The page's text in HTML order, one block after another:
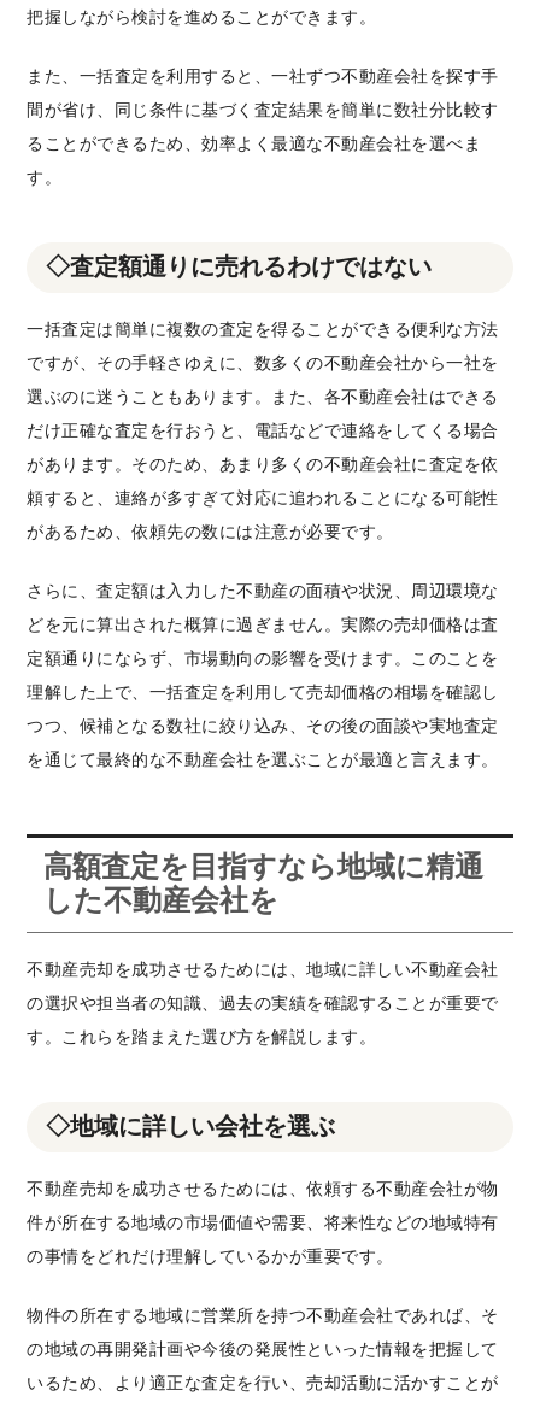
把握しながら検討を進めることができます。
また、一括査定を利用すると、一社ずつ不動産会社を探す手
間が省け、同じ条件に基づく査定結果を簡単に数社分比較す
ることができるため、効率よく最適な不動産会社を選べま
す。
◇査定額通りに売れるわけではない
一括査定は簡単に複数の査定を得ることができる便利な方法
ですが、その手軽さゆえに、数多くの不動産会社から一社を
選ぶのに迷うこともあります。また、各不動産会社はできる
だけ正確な査定を行おうと、電話などで連絡をしてくる場合
があります。そのため、あまり多くの不動産会社に査定を依
頼すると、連絡が多すぎて対応に追われることになる可能性
があるため、依頼先の数には注意が必要です。
さらに、査定額は入力した不動産の面積や状況、周辺環境な
どを元に算出された概算に過ぎません。実際の売却価格は査
定額通りにならず、市場動向の影響を受けます。このことを
理解した上で、一括査定を利用して売却価格の相場を確認し
つつ、候補となる数社に絞り込み、その後の面談や実地査定
を通じて最終的な不動産会社を選ぶことが最適と言えます。
高額査定を目指すなら地域に精通
した不動産会社を
不動産売却を成功させるためには、地域に詳しい不動産会社
の選択や担当者の知識、過去の実績を確認することが重要で
す。これらを踏まえた選び方を解説します。
◇地域に詳しい会社を選ぶ
不動産売却を成功させるためには、依頼する不動産会社が物
件が所在する地域の市場価値や需要、将来性などの地域特有
の事情をどれだけ理解しているかが重要です。
物件の所在する地域に営業所を持つ不動産会社であれば、そ
の地域の再開発計画や今後の発展性といった情報を把握して
いるため、より適正な査定を行い、売却活動に活かすことが